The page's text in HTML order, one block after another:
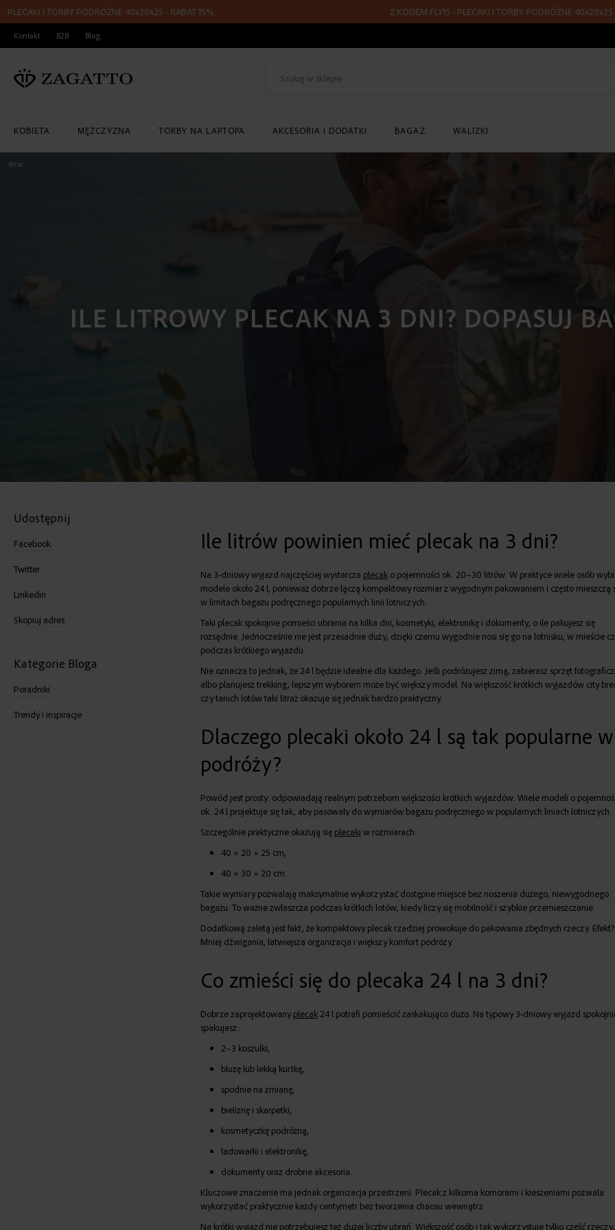
PODRÓŻNE 40x20x25 - RABAT 15% Z KODEM FLY15 - PLECAKI I TORBY PODRÓŻNE 40x20x25 - RABAT 15%
PRZEJDŹ
DO
Kontakt B2B Blog
KOBIETA MĘŻCZYZNA TORBY NA LAPTOPA AKCESORIA I DODATKI BAGAŻ WALIZKI
ILE LITROWY PLECAK NA 3 DNI? DOPASUJ
Wróć
Ile litrów powinien mieć plecak na 3 dni?
Na 3-dniowy wyjazd najczęściej wystarcza plecako pojemności ok. 20–30 litrów. W praktyce wiele osób
modele około 24 l, ponieważ dobrze łączą kompaktowy rozmiar z wygodnym pakowaniem i często mieszczą
w limitach bagażu podręcznego popularnych linii lotniczych.
Taki plecak spokojnie pomieści ubrania na kilka dni, kosmetyki, elektronikę i dokumenty, o ile pakujesz się
rozsądnie. Jednocześnie nie jest przesadnie duży, dzięki czemu wygodnie nosi się go na lotnisku, w mieście
podczas krótkiego wyjazdu.
Nie oznacza to jednak, że 24 l będzie idealne dla każdego. Jeśli podróżujesz zimą, zabierasz sprzęt
albo planujesz trekking, lepszym wyborem może być większy model. Na większość krótkich wyjazdów city
czy tanich lotów taki litraż okazuje się jednak bardzo praktyczny.
Dlaczego plecaki około 24 l są tak popularne w
podróży?
Powód jest prosty: odpowiadają realnym potrzebom większości krótkich wyjazdów. Wiele modeli o
ok. 24 l projektuje się tak, aby pasowały do wymiarów bagażu podręcznego w popularnych liniach lotniczych.
Szczególnie praktyczne okazują się plecaki w rozmiarach:
40 × 20 × 25 cm,
40 × 30 × 20 cm.
Takie wymiary pozwalają maksymalnie wykorzystać dostępne miejsce bez noszenia dużego, niewygodnego
bagażu. To ważne zwłaszcza podczas krótkich lotów, kiedy liczy się mobilność i szybkie przemieszczanie.
Dodatkową zaletą jest fakt, że kompaktowy plecak rzadziej prowokuje do pakowania zbędnych rzeczy. Efekt?
Mniej dźwigania, łatwiejsza organizacja i większy komfort podróży.
Co zmieści się do plecaka 24 l na 3 dni?
Dobrze zaprojektowanyplecak24 l potrafi pomieścić zaskakująco dużo. Na typowy 3-dniowy wyjazd
spakujesz:
2–3 koszulki,
bluzę lub lekką kurtkę,
spodnie na zmianę,
bieliznę i skarpetki,
kosmetyczkę podróżną,
ładowarki i elektronikę,
dokumenty oraz drobne akcesoria.
Kluczowe znaczenie ma jednak organizacja przestrzeni. Plecak z kilkoma komorami i kieszeniami pozwala
wykorzystać praktycznie każdy centymetr bez tworzenia chaosu wewnątrz.
Na krótki wyjazd nie potrzebujesz też dużej liczby ubrań. Większość osób i tak wykorzystuje tylko część rzeczy,
Udostępnij
Facebook
Twitter
Linkedin
Skopiuj adres
Kategorie Bloga
Poradniki
Trendy i inspiracje